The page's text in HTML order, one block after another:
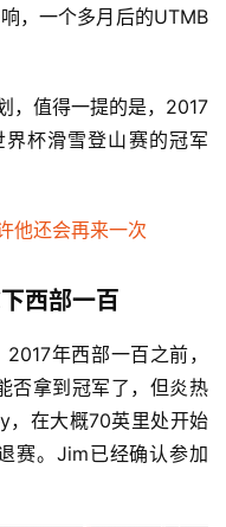
，一个多月后的UTMB
，值得一提的是，2017
杯滑雪登山赛的冠军
他还会再来一次
西部一百
年西部一百之前，
否拿到冠军了，但炎热
，在大概70英里处开始
赛。Jim已经确认参加